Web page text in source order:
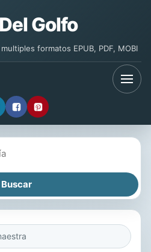
Golfo
formatos EPUB, PDF, MOBI